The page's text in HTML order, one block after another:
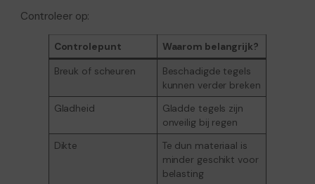
Controleer op:
Controlepunt
Waarom belangrijk?
Breuk of scheuren
Beschadigde tegels
kunnen verder breken
Gladheid
Gladde tegels zijn
onveilig bij regen
Dikte
Te dun materiaal is
minder geschikt voor
belasting